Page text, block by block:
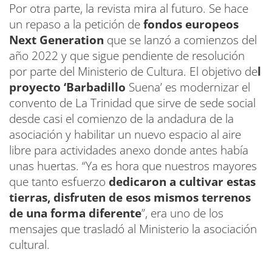
Por otra parte, la revista mira al futuro. Se hace
un repaso a la petición defondos europeos
Next Generation que se lanzó a comienzos del
año 2022 y que sigue pendiente de resolución
por parte del Ministerio de Cultura. El objetivo del
proyecto ‘Barbadillo Suena’ es modernizar el
convento de La Trinidad que sirve de sede social
desde casi el comienzo de la andadura de la
asociación y habilitar un nuevo espacio al aire
libre para actividades anexo donde antes había
unas huertas. “Ya es hora que nuestros mayores
que tanto esfuerzo dedicaron a cultivar estas
tierras, disfruten de esos mismos terrenos
de una forma diferente”, era uno de los
mensajes que trasladó al Ministerio la asociación
cultural.